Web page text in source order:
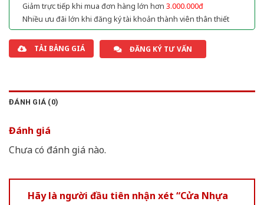
Giảm trực tiếp khi mua đơn hàng lớn hơn 3.000.000đ
Nhiều ưu đãi lớn khi đăng ký tài khoản thành viên thân thiết
TẢI BẢNG GIÁ ĐĂNG KÝ TƯ VẤN
ĐÁNH GIÁ (0)
Đánh giá
Chưa có đánh giá nào.
Hãy là người đầu tiên nhận xét “Cửa Nhựa